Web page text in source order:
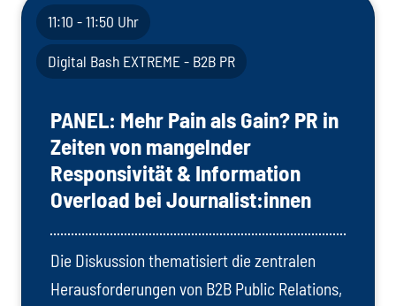
11:10 - 11:50 Uhr
Digital Bash EXTREME - B2B PR
PANEL: Mehr Pain als Gain? PR in
Zeiten von mangelnder
Responsivität & Information
Overload bei Journalist:innen
Die Diskussion thematisiert die zentralen
Herausforderungen von B2B Public Relations,